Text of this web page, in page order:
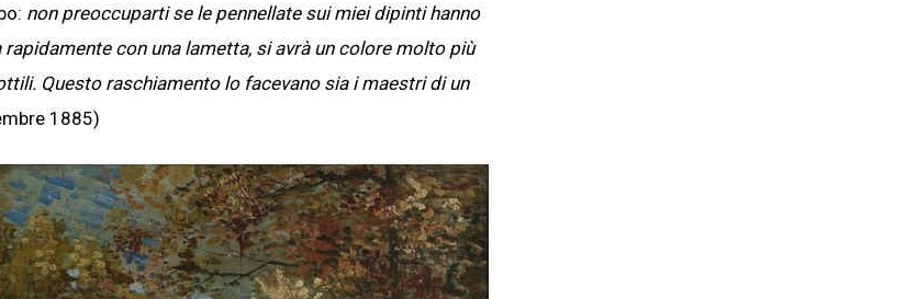
non preoccuparti se le pennellate sui miei dipinti hanno
con una lametta, si avrà un colore molto più
Questo raschiamento lo facevano sia i maestri di un
1885)